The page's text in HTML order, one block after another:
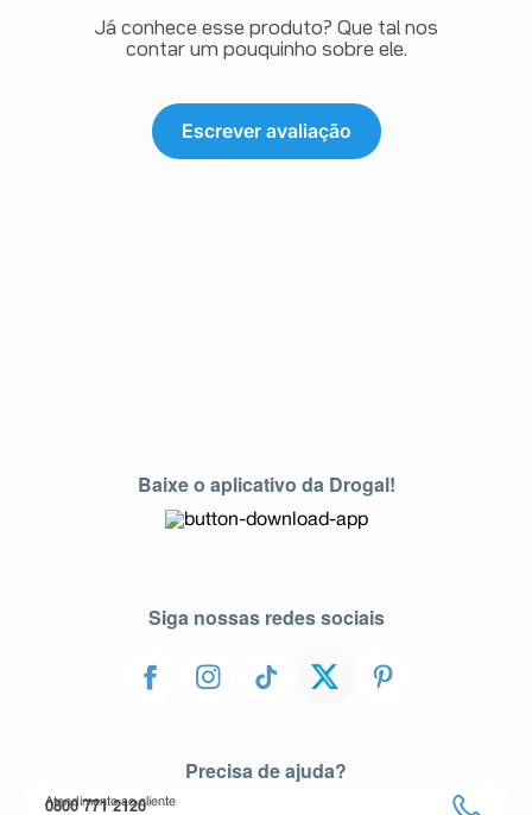
Já conhece esse produto? Que tal nos
contar um pouquinho sobre ele.
Escrever avaliação
Baixe o aplicativo da Drogal!
Siga nossas redes sociais
Precisa de ajuda?
Atendimento ao cliente
0800 771 2120